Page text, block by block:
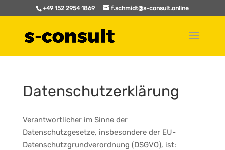
+49 152 2954 1869 f.schmidt@s-consult.online
Datenschutzerklärung
Verantwortlicher im Sinne der
Datenschutzgesetze, insbesondere der EU-
Datenschutzgrundverordnung (DSGVO), ist: